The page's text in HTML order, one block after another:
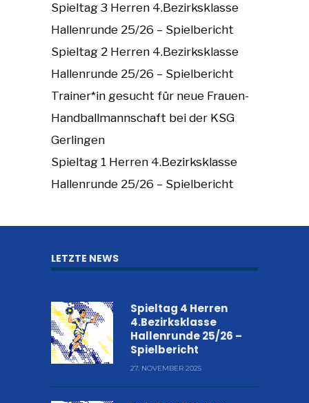
Spieltag 3 Herren 4.Bezirksklasse
Hallenrunde 25/26 – Spielbericht
Spieltag 2 Herren 4.Bezirksklasse
Hallenrunde 25/26 – Spielbericht
Trainer*in gesucht für neue Frauen-
Handballmannschaft bei der KSG
Gerlingen
Spieltag 1 Herren 4.Bezirksklasse
Hallenrunde 25/26 – Spielbericht
LETZTE NEWS
Spieltag 4 Herren
4.Bezirksklasse
Hallenrunde 25/26 –
Spielbericht
27. NOVEMBER 2025